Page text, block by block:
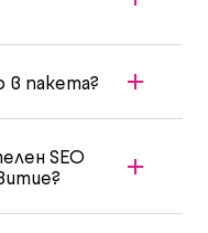
в пакета?
SEO